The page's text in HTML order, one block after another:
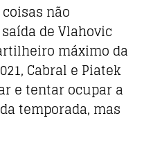
não
de Vlahovic
máximo da
Cabral e Piatek
e tentar ocupar a
temporada, mas